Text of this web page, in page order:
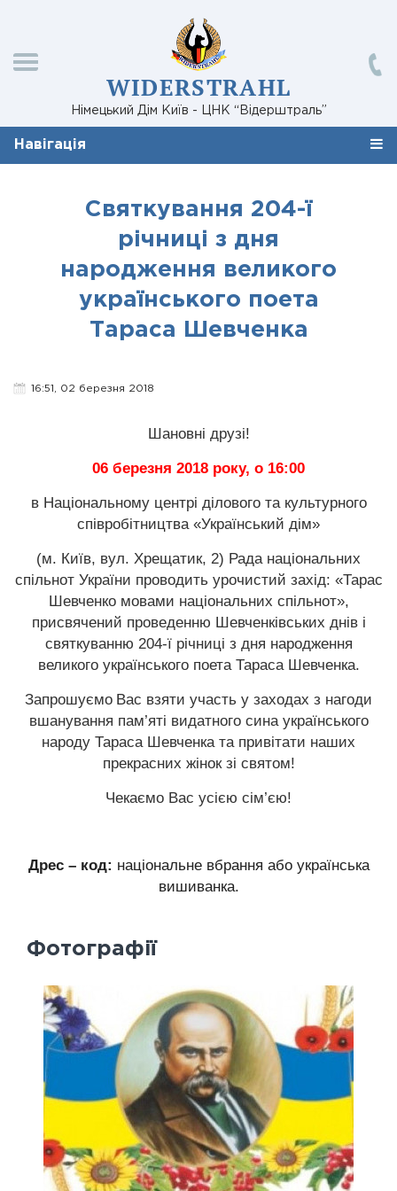
WIDERSTRAHL
Німецький Дім Київ - ЦНК “Відерштраль”
Навігація
Cвяткування 204-ї
річниці з дня
народження великого
українського поета
Тараса Шевченка
16:51, 02 березня 2018
Шановні друзі!
06 березня 2018 року, о 16:00
в Національному центрі ділового та культурного
співробітництва «Український дім»
(м. Київ, вул. Хрещатик, 2) Рада національних
спільнот України проводить урочистий захід: «Тарас
Шевченко мовами національних спільнот»,
присвячений проведенню Шевченківських днів і
святкуванню 204-ї річниці з дня народження
великого українського поета Тараса Шевченка.
Запрошуємо Вас взяти участь у заходах з нагоди
вшанування пам’яті видатного сина українського
народу Тараса Шевченка та привітати наших
прекрасних жінок зі святом!
Чекаємо Вас усією сім’єю!
Дрес – код: національне вбрання або українська
вишиванка.
Фотографії